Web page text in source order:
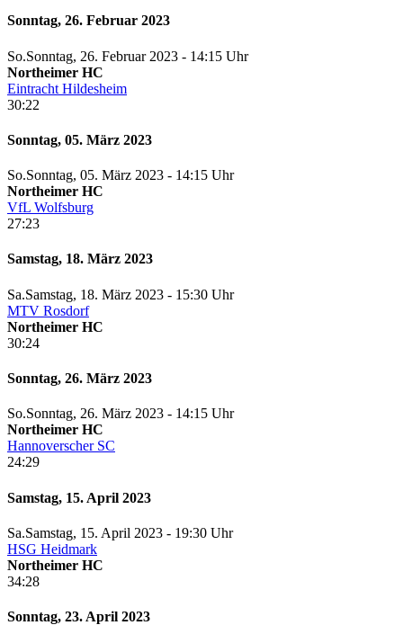
Sonntag, 26. Februar 2023
So.Sonntag, 26. Februar 2023 - 14:15 Uhr
Northeimer HC
Eintracht Hildesheim
30:22
Sonntag, 05. März 2023
So.Sonntag, 05. März 2023 - 14:15 Uhr
Northeimer HC
VfL Wolfsburg
27:23
Samstag, 18. März 2023
Sa.Samstag, 18. März 2023 - 15:30 Uhr
MTV Rosdorf
Northeimer HC
30:24
Sonntag, 26. März 2023
So.Sonntag, 26. März 2023 - 14:15 Uhr
Northeimer HC
Hannoverscher SC
24:29
Samstag, 15. April 2023
Sa.Samstag, 15. April 2023 - 19:30 Uhr
HSG Heidmark
Northeimer HC
34:28
Sonntag, 23. April 2023